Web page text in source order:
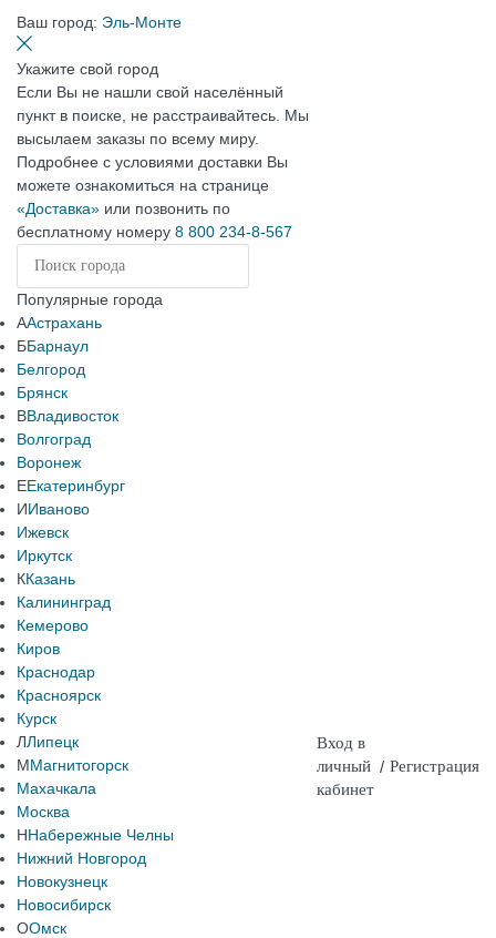
Ваш город: Эль-Монте
Укажите свой город
Если Вы не нашли свой населённый
пункт в поиске, не расстраивайтесь. Мы
высылаем заказы по всему миру.
Подробнее с условиями доставки Вы
можете ознакомиться на странице
«Доставка» или позвонить по
бесплатному номеру 8 800 234-8-567
Популярные города
ААстрахань
ББарнаул
Белгород
Брянск
ВВладивосток
Волгоград
Воронеж
ЕЕкатеринбург
ИИваново
Ижевск
Иркутск
ККазань
Калининград
Кемерово
Киров
Краснодар
Красноярск
Курск
ЛЛипецк
ММагнитогорск
Махачкала
Москва
ННабережные Челны
Нижний Новгород
Новокузнецк
Новосибирск
ООмск
Вход в
личный
кабинет
/ Регистрация